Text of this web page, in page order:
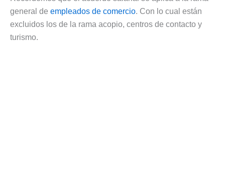
general de empleados de comercio. Con lo cual están
excluidos los de la rama acopio, centros de contacto y
turismo.